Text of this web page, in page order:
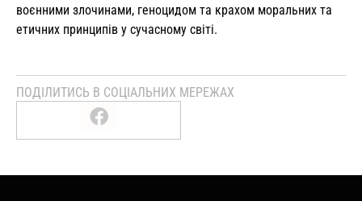
воєнними злочинами, геноцидом та крахом моральних та
етичних принципів у сучасному світі.
ПОДІЛИТИСЬ В СОЦІАЛЬНИХ МЕРЕЖАХ